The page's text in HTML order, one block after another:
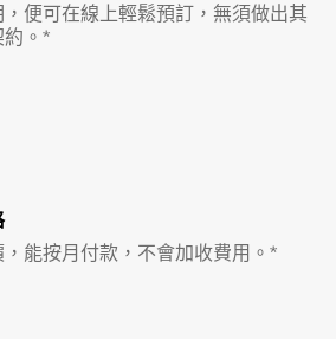
便可在線上輕鬆預訂，無須做出其
。*
能按月付款，不會加收費用。*